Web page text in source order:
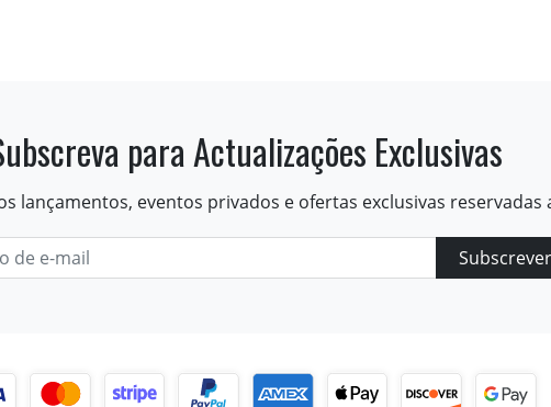
para Actualizações Exclusivas
lançamentos, eventos privados e ofertas exclusivas
Subscrever